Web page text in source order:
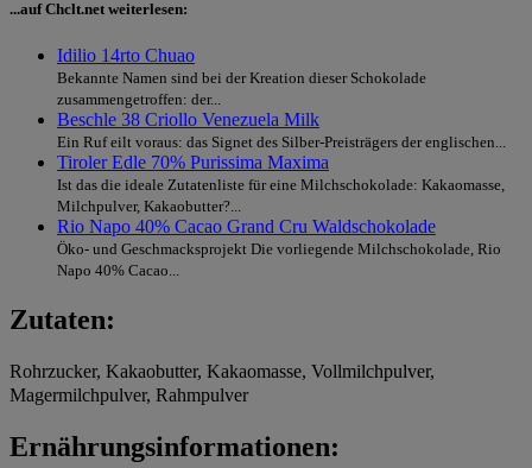
...auf Chclt.net weiterlesen:
Idilio 14rto Chuao
Bekannte Namen sind bei der Kreation dieser Schokolade
zusammengetroffen: der...
Beschle 38 Criollo Venezuela Milk
Ein Ruf eilt voraus: das Signet des Silber-Preisträgers der englischen...
Tiroler Edle 70% Purissima Maxima
Ist das die ideale Zutatenliste für eine Milchschokolade: Kakaomasse,
Milchpulver, Kakaobutter?...
Rio Napo 40% Cacao Grand Cru Waldschokolade
Öko- und Geschmacksprojekt Die vorliegende Milchschokolade, Rio
Napo 40% Cacao...
Zutaten:
Rohrzucker, Kakaobutter, Kakaomasse, Vollmilchpulver,
Magermilchpulver, Rahmpulver
Ernährungsinformationen: